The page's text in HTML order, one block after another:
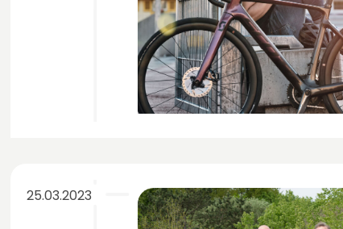
25.03.2023